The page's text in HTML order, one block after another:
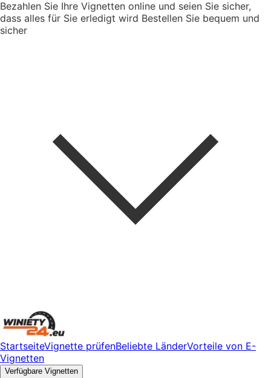
Bezahlen Sie Ihre Vignetten online und seien Sie sicher,
dass alles für Sie erledigt wird Bestellen Sie bequem und
sicher
StartseiteVignette prüfenBeliebte LänderVorteile von E-
Vignetten
Verfügbare Vignetten